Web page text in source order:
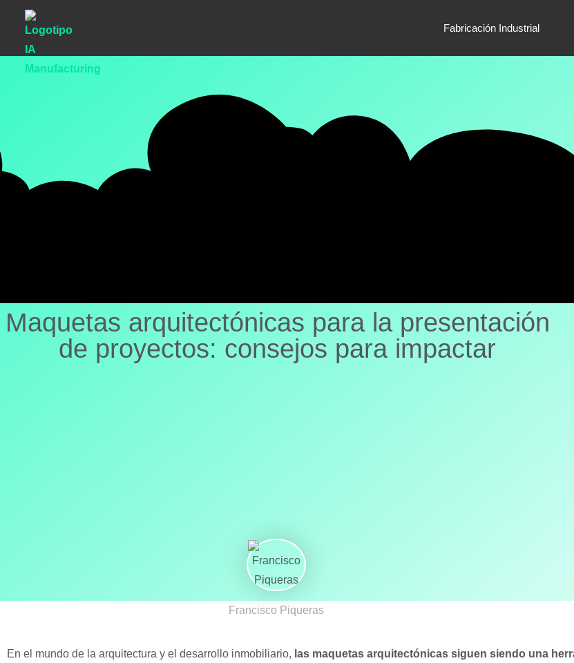
Fabricación Industrial
Maquetas arquitectónicas para la presentación
de proyectos: consejos para impactar
Francisco Piqueras
En el mundo de la arquitectura y el desarrollo inmobiliario, las maquetas arquitectónicas siguen siendo una